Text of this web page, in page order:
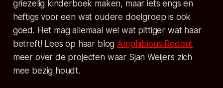
griezelig kinderboek maken, maar iets engs en
heftigs voor een wat oudere doelgroep is ook
goed. Het mag allemaal wel wat pittiger wat haar
betreft! Lees op haar blog Amphibious Rodent
meer over de projecten waar Sjan Weijers zich
mee bezig houdt.